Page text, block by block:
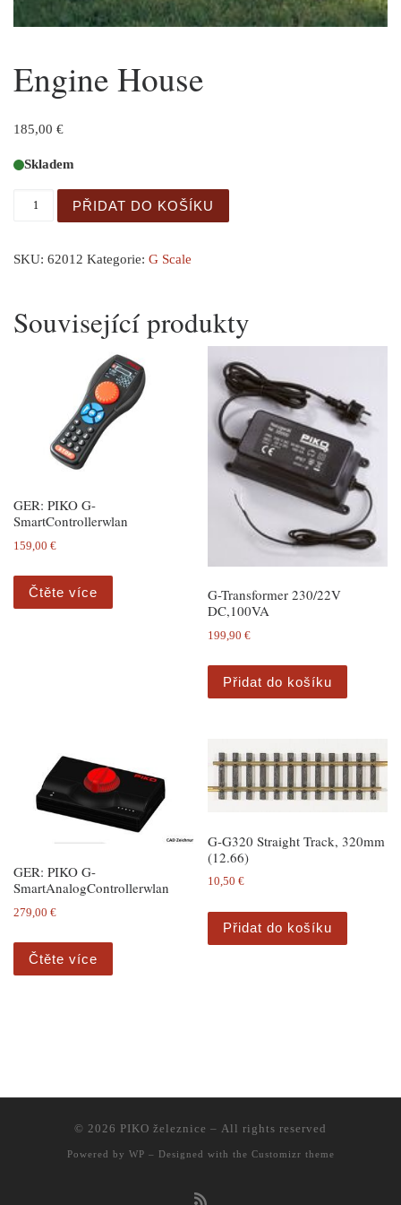
Engine House
185,00 €
Skladem
Engine House množství
PŘIDAT DO KOŠÍKU
SKU: 62012 Kategorie: G Scale
Související produkty
GER: PIKO G-
SmartControllerwlan
159,00 €
Čtěte více
G-Transformer 230/22V
DC,100VA
199,90€
Přidat do košíku
GER: PIKO G-
SmartAnalogControllerwlan
279,00 €
Čtěte více
G-G320 Straight Track, 320mm
(12.66)
10,50€
Přidat do košíku
© 2026 PIKO železnice – All rights reserved
Powered by WP – Designed with the Customizr theme